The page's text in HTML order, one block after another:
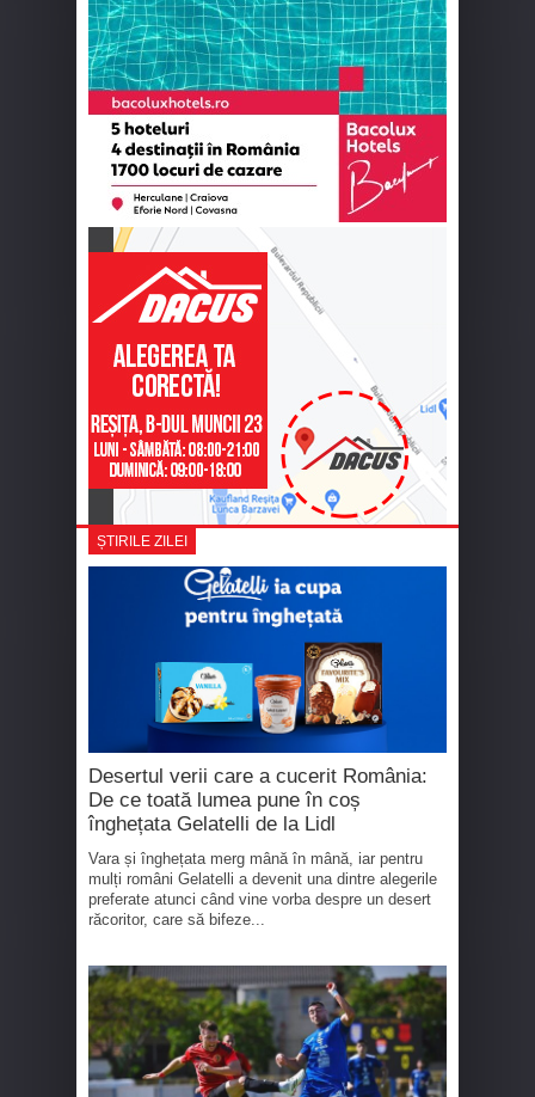
ȘTIRILE ZILEI
Desertul verii care a cucerit România:
De ce toată lumea pune în coș
înghețata Gelatelli de la Lidl
Vara și înghețata merg mână în mână, iar pentru
mulți români Gelatelli a devenit una dintre alegerile
preferate atunci când vine vorba despre un desert
răcoritor, care să bifeze...